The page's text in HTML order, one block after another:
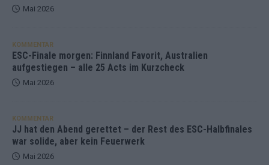
Mai 2026
KOMMENTAR
ESC-Finale morgen: Finnland Favorit, Australien
aufgestiegen – alle 25 Acts im Kurzcheck
Mai 2026
KOMMENTAR
JJ hat den Abend gerettet – der Rest des ESC-Halbfinales
war solide, aber kein Feuerwerk
Mai 2026